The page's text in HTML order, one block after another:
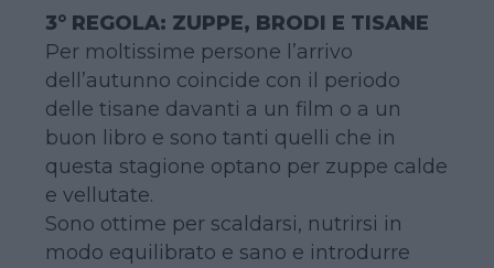
3° REGOLA: ZUPPE, BRODI E TISANE
Per moltissime persone l’arrivo
dell’autunno coincide con il periodo
delle tisane davanti a un film o a un
buon libro e sono tanti quelli che in
questa stagione optano per zuppe calde
e vellutate.
Sono ottime per scaldarsi, nutrirsi in
modo equilibrato e sano e introdurre